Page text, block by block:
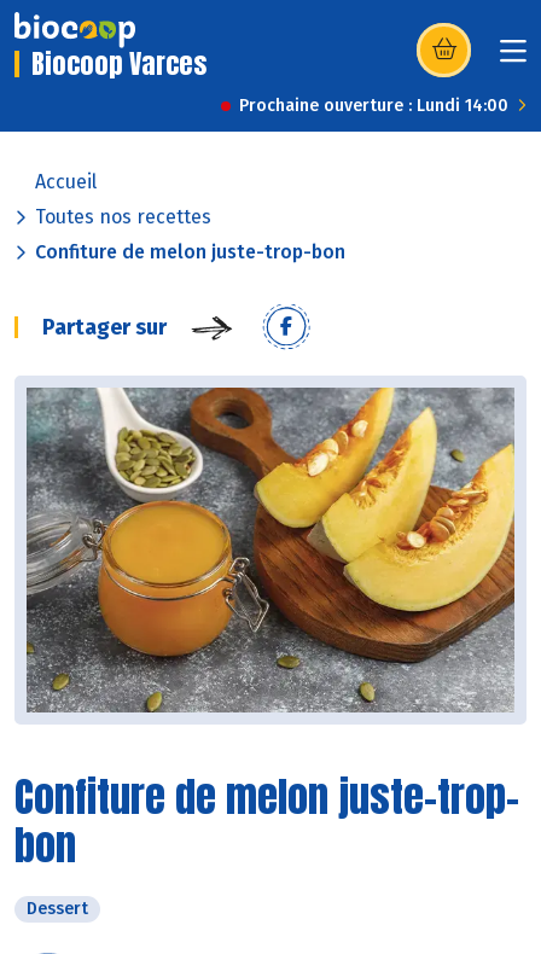
Biocoop Varces (s’ouvre dans
Prochaine ouverture : Lundi 14:00
Accueil
Toutes nos recettes
Confiture de melon juste-trop-bon
Partager sur
Confiture de melon juste-trop-
bon
Dessert